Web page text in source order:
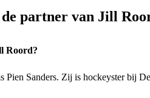
de partner van Jill
Roord?
Sanders. Zij is hockeyster bij